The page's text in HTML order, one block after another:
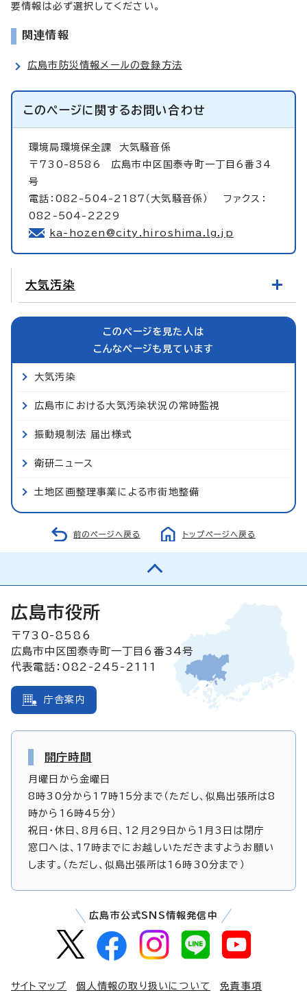
要情報は必ず選択してください。
関連情報
広島市防災情報メールの登録方法
このページに関するお問い合わせ
環境局環境保全課 大気騒音係
〒730-8586 広島市中区国泰寺町一丁目6番34
号
電話：082-504-2187（大気騒音係） ファクス：
082-504-2229
ka-hozen@city.hiroshima.lg.jp
大気汚染
このページを見た人は
こんなページも見ています
大気汚染
広島市における大気汚染状況の常時監視
振動規制法 届出様式
衛研ニュース
土地区画整理事業による市街地整備
前のページへ戻る トップページへ戻る
広島市役所
〒730-8586
広島市中区国泰寺町一丁目6番34号
代表電話：082-245-2111
庁舎案内
開庁時間
月曜日から金曜日
8時30分から17時15分まで（ただし、似島出張所は8
時から16時45分）
祝日・休日、8月6日、12月29日から1月3日は閉庁
窓口へは、17時までにお越しいただきますようお願い
します。（ただし、似島出張所は16時30分まで）
広島市公式SNS情報発信中
サイトマップ 個人情報の取り扱いについて 免責事項